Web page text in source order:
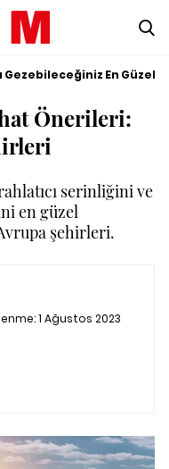
En Güzel
Önerileri:
serinliğini ve
en güzel
şehirleri.
1 Ağustos 2023